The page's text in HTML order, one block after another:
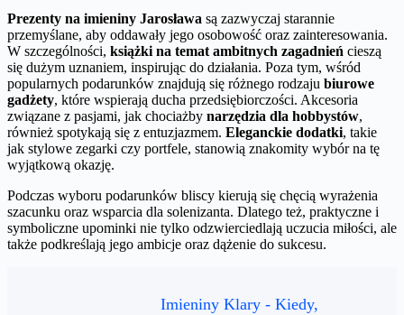
Prezenty na imieniny Jarosława są zazwyczaj starannie
przemyślane, aby oddawały jego osobowość oraz zainteresowania.
W szczególności, książki na temat ambitnych zagadnień cieszą
się dużym uznaniem, inspirując do działania. Poza tym, wśród
popularnych podarunków znajdują się różnego rodzaju biurowe
gadżety, które wspierają ducha przedsiębiorczości. Akcesoria
związane z pasjami, jak chociażby narzędzia dla hobbystów,
również spotykają się z entuzjazmem. Eleganckie dodatki, takie
jak stylowe zegarki czy portfele, stanowią znakomity wybór na tę
wyjątkową okazję.
Podczas wyboru podarunków bliscy kierują się chęcią wyrażenia
szacunku oraz wsparcia dla solenizanta. Dlatego też, praktyczne i
symboliczne upominki nie tylko odzwierciedlają uczucia miłości, ale
także podkreślają jego ambicje oraz dążenie do sukcesu.
Imieniny Klary - Kiedy,